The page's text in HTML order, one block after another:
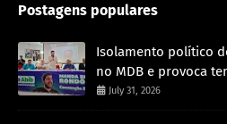
Postagens populares
Isolamento político
no MDB e provoca
July 31, 2026